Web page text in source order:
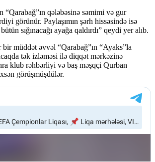
“Qarabağ”ın qələbəsinə səmimi və gur
görünür. Paylaşımın şərh hissəsində isə
sığınacağı ayağa qaldırdı” qeydi yer alıb.
müddət əvvəl “Qarabağ”ın “Ayaks”la
tək izləməsi ilə diqqət mərkəzinə
klub rəhbərliyi və baş məşqçi Qurban
görüşmüşdülər.